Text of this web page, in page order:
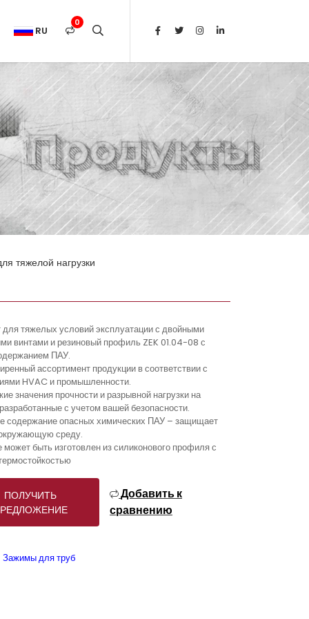
RU
0
тяжелой нагрузки
для тяжелых условий эксплуатации с двойными
винтами и резиновый профиль ZEK 01.04-08 с
ПАУ.
ассортимент продукции в соответствии с
HVAC и промышленности.
значения прочности и разрывной нагрузки на
с учетом вашей безопасности.
содержание опасных химических ПАУ – защищает
среду.
быть изготовлен из силиконового профиля с
ПОЛУЧИТЬ
Добавить к
сравнению
Зажимы для труб